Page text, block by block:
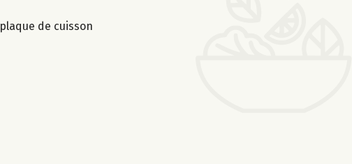
de cuisson